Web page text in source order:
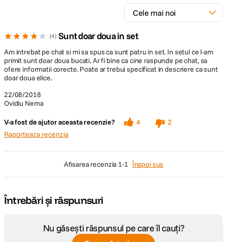
4 Sunt doar doua in set
22/08/2018
Ovidiu Nema
Am intrebat pe chat si mi sa spus ca sunt patru in set. In setul ce l-am
primit sunt doar doua bucati. Ar fi bine ca cine raspunde pe chat, sa
ofere informatii corecte. Poate ar trebui specificat in descriere ca sunt
doar doua elice.
V-a fost de ajutor aceasta recenzie? 4
2
Raporteaza recenzia
afisarea recenzia 1-1 Înapoi sus
Întrebări și răspunsuri
Nu găsești răspunsul pe care îl cauți?